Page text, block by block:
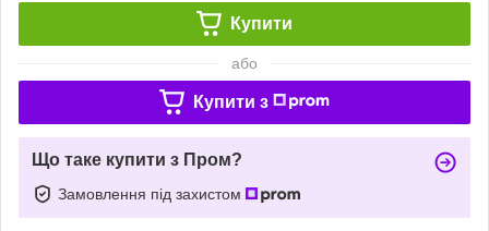
Купити
або
Купити з
Що таке купити з Пром?
Замовлення під захистом